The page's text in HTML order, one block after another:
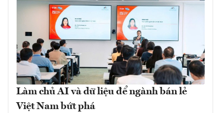
Làm chủ AI và dữ liệu để ngành bán lẻ
Việt Nam bứt phá